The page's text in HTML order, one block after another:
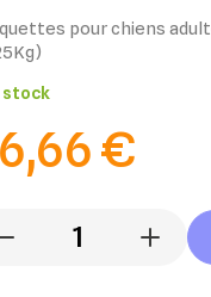
pour chiens
stock
€
- +